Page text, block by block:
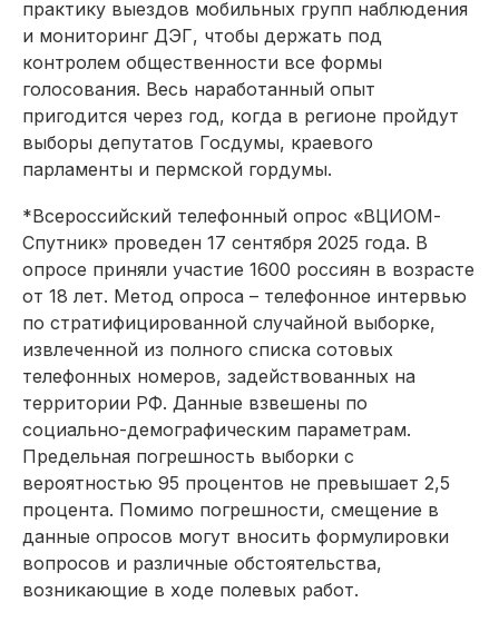
практику выездов мобильных групп наблюдения
и мониторинг ДЭГ, чтобы держать под
контролем общественности все формы
голосования. Весь наработанный опыт
пригодится через год, когда в регионе пройдут
выборы депутатов Госдумы, краевого
парламенты и пермской гордумы.
*Всероссийский телефонный опрос «ВЦИОМ-
Спутник» проведен 17 сентября 2025 года. В
опросе приняли участие 1600 россиян в возрасте
от 18 лет. Метод опроса – телефонное интервью
по стратифицированной случайной выборке,
извлеченной из полного списка сотовых
телефонных номеров, задействованных на
территории РФ. Данные взвешены по
социально-демографическим параметрам.
Предельная погрешность выборки с
вероятностью 95 процентов не превышает 2,5
процента. Помимо погрешности, смещение в
данные опросов могут вносить формулировки
вопросов и различные обстоятельства,
возникающие в ходе полевых работ.